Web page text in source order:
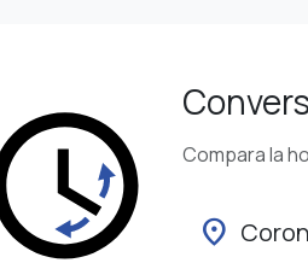
Compara la
location_on